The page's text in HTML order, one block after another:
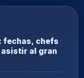
fechas, chefs
al gran